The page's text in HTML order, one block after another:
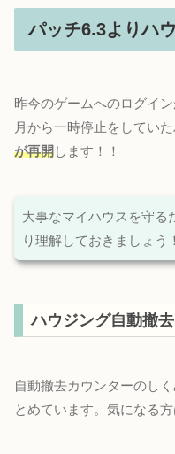
パッチ6.3よりハ
昨今のゲームへのログイ
月から一時停止をしてい
が再開します！！
大事なマイハウスを守る
り理解しておきましょう
ハウジング自動撤
自動撤去カウンターのし
とめています。気になる